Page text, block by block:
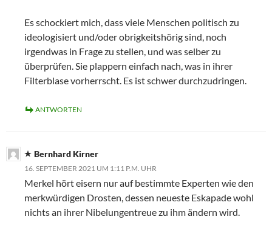
Es schockiert mich, dass viele Menschen politisch zu
ideologisiert und/oder obrigkeitshörig sind, noch
irgendwas in Frage zu stellen, und was selber zu
überprüfen. Sie plappern einfach nach, was in ihrer
Filterblase vorherrscht. Es ist schwer durchzudringen.
ANTWORTEN
Bernhard Kirner
16. SEPTEMBER 2021 UM 1:11 P.M. UHR
Merkel hört eisern nur auf bestimmte Experten wie den
merkwürdigen Drosten, dessen neueste Eskapade wohl
nichts an ihrer Nibelungentreue zu ihm ändern wird.